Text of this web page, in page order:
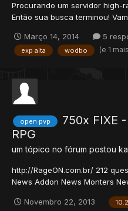
Procurando um servidor high-
Então sua busca terminou!
Introdução Se você é um
divertir sem aquele
Março 14, 2014 5
exp alta wodbo (e 1
open pvp
750x FIXE
RPG
um tópico no fórum postou
http://RageON.com.br/ 212
News Addon News Monters
80x Quest novas que requer
Novembro 22, 2013